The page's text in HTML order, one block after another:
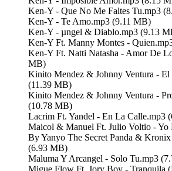
Ken-Y - Que No Me Faltes Tu.mp3
Ken-Y - Te Amo.mp3 (9.11 MB)
Ken-Y - µngel & Diablo.mp3 (9.13
Ken-Y Ft. Manny Montes -
Ken-Y Ft. Natti Natasha - Amor De
MB)
Kinito Mendez & Johnny Ventura -
(11.39 MB)
Kinito Mendez & Johnny Ventura -
(10.78 MB)
Lacrim Ft. Yandel - En La Calle.mp3
Maicol & Manuel Ft. Julio Voltio - Yo
By Yanyo The Secret Panda &
(6.93 MB)
Maluma Y Arcangel - Solo Tu.mp3
Migue Flow Ft. Jory Boy - Tranquila